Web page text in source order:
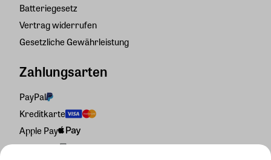
Batteriegesetz
Vertrag widerrufen
Gesetzliche Gewährleistung
Zahlungsarten
PayPal
Kreditkarte
Apple Pay
Rechnung